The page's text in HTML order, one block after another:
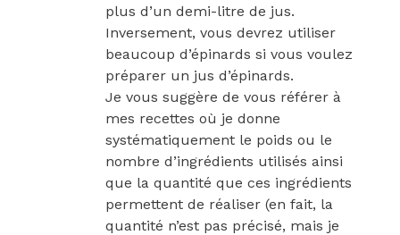
plus d’un demi-litre de jus.
Inversement, vous devrez utiliser
beaucoup d’épinards si vous voulez
préparer un jus d’épinards.
Je vous suggère de vous référer à
mes recettes où je donne
systématiquement le poids ou le
nombre d’ingrédients utilisés ainsi
que la quantité que ces ingrédients
permettent de réaliser (en fait, la
quantité n’est pas précisé, mais je